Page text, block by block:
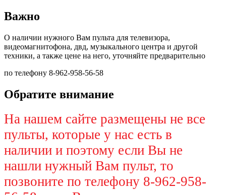
Важно
О наличии нужного Вам пульта для телевизора,
видеомагнитофона, двд, музыкального центра и другой
техники, а также цене на него, уточняйте предварительно
по телефону 8-962-958-56-58
Обратите внимание
На нашем сайте размещены не все
пульты, которые у нас есть в
наличии и поэтому если Вы не
нашли нужный Вам пульт, то
позвоните по телефону 8-962-958-